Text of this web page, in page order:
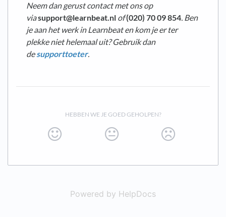
Neem dan gerust contact met ons op
viasupport@learnbeat.nl of(020) 70 09 854. Ben
je aan het werk in Learnbeat en kom je er ter
plekke niet helemaal uit? Gebruik dan
de supporttoeter.
HEBBEN WE JE GOED GEHOLPEN?
Powered by HelpDocs